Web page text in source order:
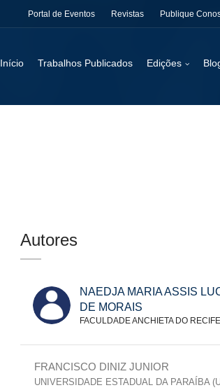
Portal de Eventos Revistas Publique
Início Trabalhos Publicados Edições
Autores
NAEDJA MARIA ASSIS
DE MORAIS
FACULDADE ANCHIETA DO
FRANCISCO DINIZ JUNIOR
UNIVERSIDADE ESTADUAL DA PARAÍBA